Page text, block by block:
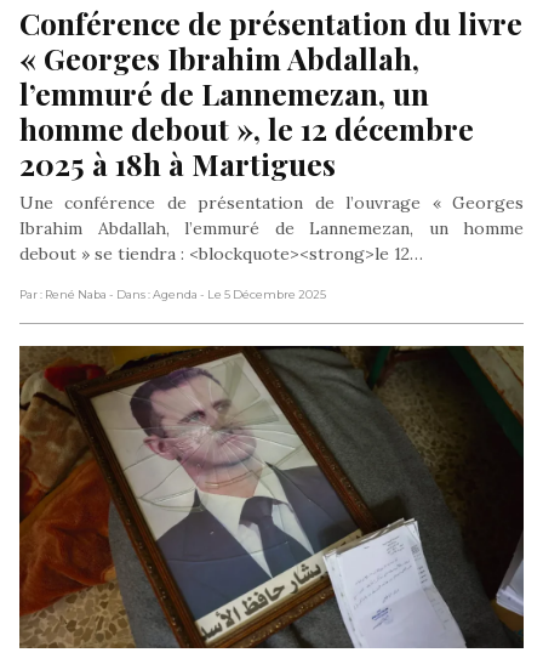
Conférence de présentation du livre
« Georges Ibrahim Abdallah,
l’emmuré de Lannemezan, un
homme debout », le 12 décembre
2025 à 18h à Martigues
Une conférence de présentation de l’ouvrage « Georges
Ibrahim Abdallah, l’emmuré de Lannemezan, un homme
debout » se tiendra : <blockquote><strong>le 12…
Par : René Naba - Dans : Agenda - Le 5 Décembre 2025